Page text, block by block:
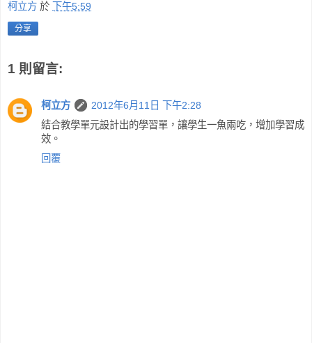
柯立方 於 下午5:59
分享
1 則留言:
柯立方
2012年6月11日 下午2:28
結合教學單元設計出的學習單，讓學生一魚兩吃，增加學習成
效。
回覆